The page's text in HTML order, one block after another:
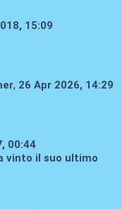
15:09
, 26 Apr 2026, 14:29
00:44
vinto il suo ultimo